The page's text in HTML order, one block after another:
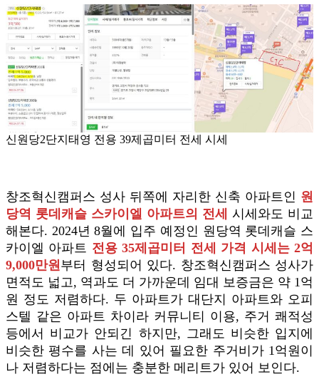
신원당2단지태영 전용 39제곱미터 전세 시세
창조혁신캠퍼스 성사 뒤쪽에 자리한 신축 아파트인 원
당역 롯데캐슬 스카이엘 아파트의 전세 시세와도 비교
해본다. 2024년 8월에 입주 예정인 원당역 롯데캐슬 스
카이엘 아파트 전용 35제곱미터 전세 가격 시세는 2억
9,000만원 부터 형성되어 있다. 창조혁신캠퍼스 성사가
면적도 넓고, 역과도 더 가까운데 임대 보증금은 약 1억
원 정도 저렴하다. 두 아파트가 대단지 아파트와 오피
스텔 같은 아파트 차이라 커뮤니티 이용, 주거 쾌적성
등에서 비교가 안되긴 하지만, 그래도 비슷한 입지에
비슷한 평수를 사는 데 있어 필요한 주거비가 1억원이
나 저렴하다는 점에는 충분한 메리트가 있어 보인다.